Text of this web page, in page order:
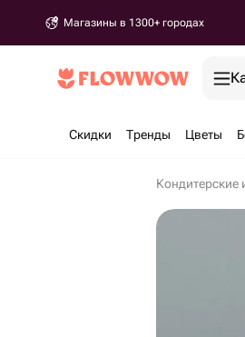
Магазины в 1300+ городах
Скидки Тренды Цветы
Кондитерские